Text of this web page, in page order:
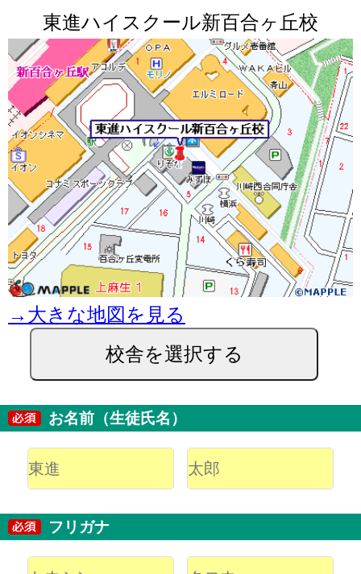
東進ハイスクール新百合ヶ丘校
→大きな地図を見る
校舎を選択する
お名前（生徒氏名）
フリガナ